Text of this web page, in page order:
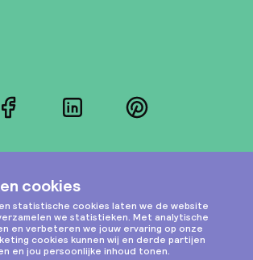
FacebookLinkedInPinterest
Instagram